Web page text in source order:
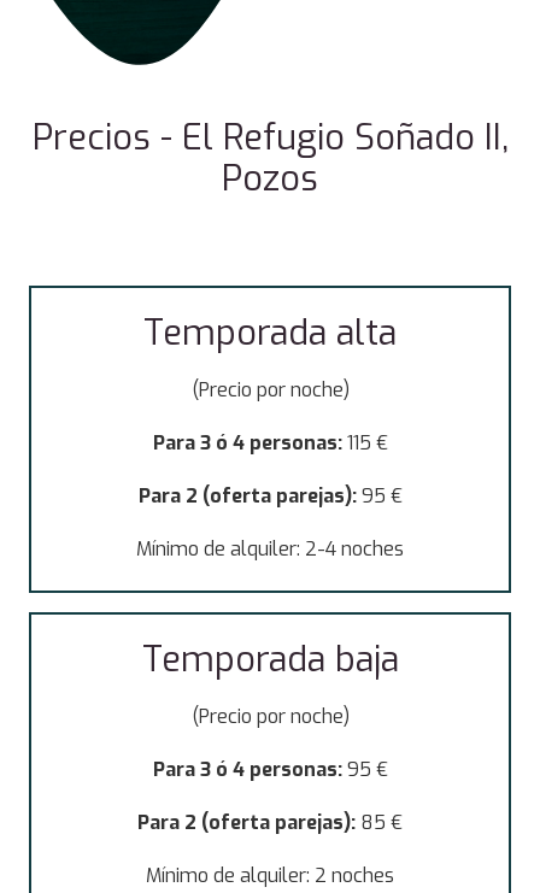
Precios - El Refugio Soñado II,
Pozos
Temporada alta
(Precio por noche)
Para 3 ó 4 personas:115 €
Para 2 (oferta parejas):95 €
Mínimo de alquiler: 2-4 noches
Temporada baja
(Precio por noche)
Para 3 ó 4 personas:95 €
Para 2 (oferta parejas): 85 €
Mínimo de alquiler: 2 noches